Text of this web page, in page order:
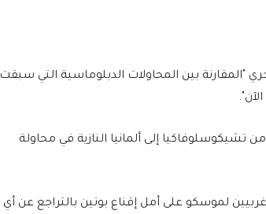
"المقارنة بين المحاولات الدبلوماسية التي سبقت
أبرم عام 1938، تم تسليم أجزاء من تشيكوسلوفاكيا إلى ألمانيا النازية في محاولة
لموسكو على أمل إقناع بوتين بالتراجع عن أي